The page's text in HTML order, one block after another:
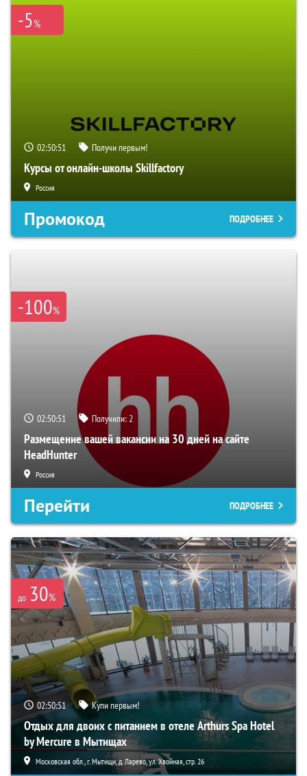
-5%
02:50:50 Получи первым!
Курсы от онлайн-школы Skillfactory
Россия
Промокод ПОДРОБНЕЕ
-100%
02:50:50 Получили:2
Размещение вашей вакансии на 30 дней на сайте
HeadHunter
Россия
Перейти ПОДРОБНЕЕ
до 30%
02:50:50 Купи первым!
Отдых для двоих с питанием в отеле Arthurs Spa Hotel
by Mercure в Мытищах
Московская обл., г. Мытищи, д. Ларево, ул. Хвойная, стр. 26